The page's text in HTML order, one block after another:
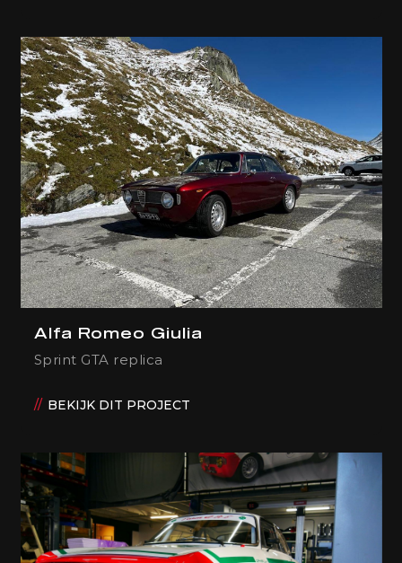
Alfa Romeo Giulia
Sprint GTA replica
BEKIJK DIT PROJECT